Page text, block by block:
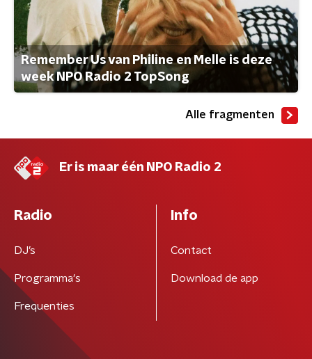
Remember Us van Philine en Melle is deze
week NPO Radio 2 TopSong
Alle fragmenten
Er is maar één NPO Radio 2
Radio
DJ’s
Programma's
Frequenties
Info
Contact
Download de app